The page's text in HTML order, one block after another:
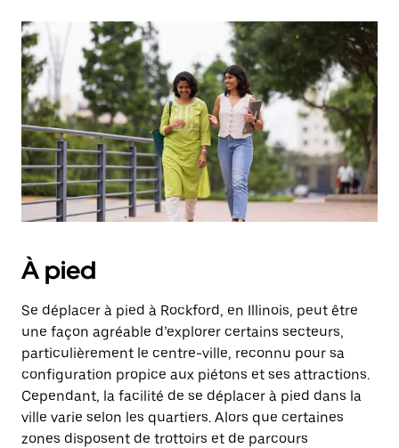
et
sélectionner
une
date.
Appuyez
sur
la
touche
d'échappement
pour
fermer
le
calendrier.
À pied
Se déplacer à pied à Rockford, en Illinois, peut être
une façon agréable d’explorer certains secteurs,
particulièrement le centre-ville, reconnu pour sa
configuration propice aux piétons et ses attractions.
Cependant, la facilité de se déplacer à pied dans la
ville varie selon les quartiers. Alors que certaines
zones disposent de trottoirs et de parcours